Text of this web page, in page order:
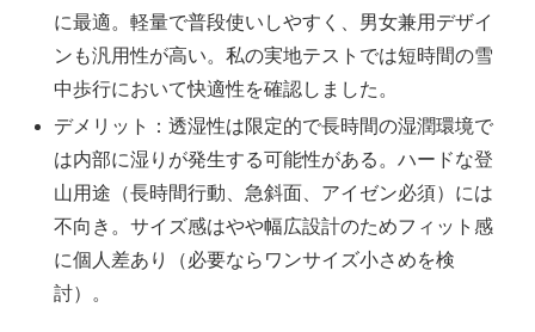
に最適。軽量で普段使いしやすく、男女兼用デザイ
ンも汎用性が高い。私の実地テストでは短時間の雪
中歩行において快適性を確認しました。
デメリット：透湿性は限定的で長時間の湿潤環境で
は内部に湿りが発生する可能性がある。ハードな登
山用途（長時間行動、急斜面、アイゼン必須）には
不向き。サイズ感はやや幅広設計のためフィット感
に個人差あり（必要ならワンサイズ小さめを検
討）。